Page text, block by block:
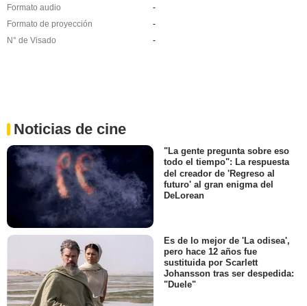
Formato audio
-
Formato de proyección
-
N° de Visado
-
Noticias de cine
"La gente pregunta sobre eso
todo el tiempo": La respuesta
del creador de 'Regreso al
futuro' al gran enigma del
DeLorean
Es de lo mejor de 'La odisea',
pero hace 12 años fue
sustituida por Scarlett
Johansson tras ser despedida:
"Duele"